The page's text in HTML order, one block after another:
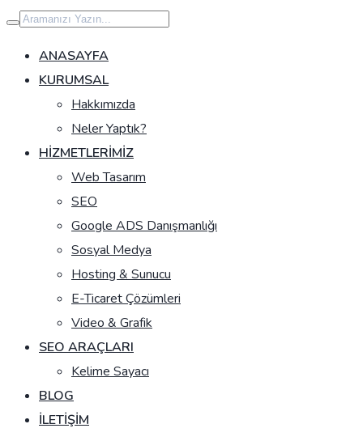
İçeriğe
geç
ANASAYFA
KURUMSAL
Hakkımızda
Neler Yaptık?
HIZMETLERIMIZ
Web Tasarım
SEO
Google ADS Danışmanlığı
Sosyal Medya
Hosting & Sunucu
E-Ticaret Çözümleri
Video & Grafik
SEO ARAÇLARI
Kelime Sayacı
BLOG
İLETIŞIM